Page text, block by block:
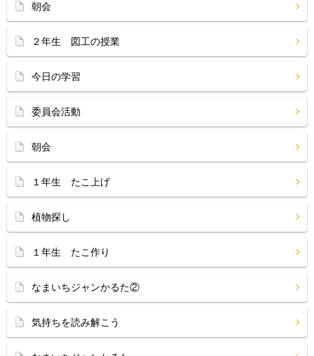
朝会
２年生 図工の授業
今日の学習
委員会活動
朝会
１年生 たこ上げ
植物探し
１年生 たこ作り
なまいちジャンかるた②
気持ちを読み解こう